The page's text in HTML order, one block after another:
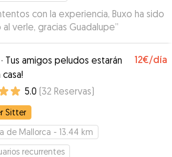
con la experiencia, Buxo ha sido
verle, gracias Guadalupe”
· Tus amigos peludos estarán
12€/día
5.0 (32 Reservas)
Sitter
de Mallorca - 13.44 km
recurrentes